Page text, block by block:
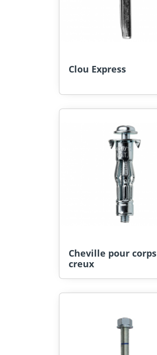
Clou Express
Cheville pour corps
creux